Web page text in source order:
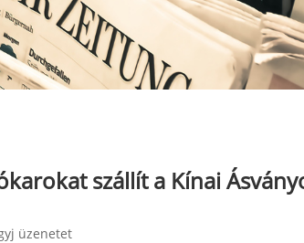
szállít a Kínai
üzenetet